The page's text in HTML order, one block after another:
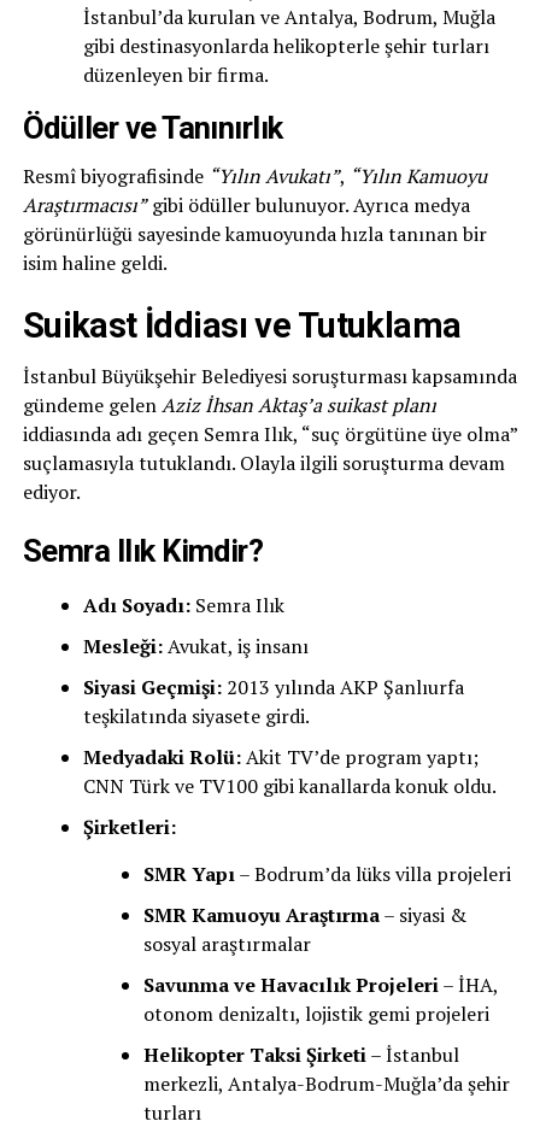
İstanbul’da kurulan ve Antalya, Bodrum, Muğla
gibi destinasyonlarda helikopterle şehir turları
düzenleyen bir firma.
Ödüller ve Tanınırlık
Resmî biyografisinde “Yılın Avukatı”, “Yılın Kamuoyu
Araştırmacısı”gibi ödüller bulunuyor. Ayrıca medya
görünürlüğü sayesinde kamuoyunda hızla tanınan bir
isim haline geldi.
Suikast İddiası ve Tutuklama
İstanbul Büyükşehir Belediyesi soruşturması kapsamında
gündeme gelenAziz İhsan Aktaş’a suikast planı
iddiasında adı geçen Semra Ilık, “suç örgütüne üye olma”
suçlamasıyla tutuklandı. Olayla ilgili soruşturma devam
ediyor.
Semra Ilık Kimdir?
Adı Soyadı:Semra Ilık
Mesleği:Avukat, iş insanı
Siyasi Geçmişi:2013 yılında AKP Şanlıurfa
teşkilatında siyasete girdi.
Medyadaki Rolü:Akit TV’de program yaptı;
CNN Türk ve TV100 gibi kanallarda konuk oldu.
Şirketleri:
SMR Yapı– Bodrum’da lüks villa projeleri
SMR Kamuoyu Araştırma– siyasi &
sosyal araştırmalar
Savunma ve Havacılık Projeleri– İHA,
otonom denizaltı, lojistik gemi projeleri
Helikopter Taksi Şirketi– İstanbul
merkezli, Antalya-Bodrum-Muğla’da şehir
turları